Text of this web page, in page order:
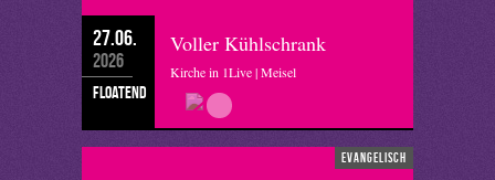
27.06.
2026
floatend
Voller Kühlschrank
Kirche in 1Live | Meisel
evangelisch